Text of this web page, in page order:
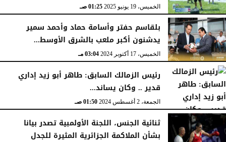
الخميس، 19 يونيو 2025 01:25 صـ
بلقاسم حفتر وأسامة حماد وأحمد سمير
يدشنون أكبر ملعب بالشرق الأوسط...
الخميس، 17 أكتوبر 2024 03:04 مـ
رئيس الزمالك السابق: طاهر أبو زيد إداري
قدير .. وكان يساند...
الجمعة، 2 أغسطس 2024 01:50 صـ
ثنائية الجنس، اللجنة الأولمبية تصدر بيانا
بشأن الملاكمة الجزائرية المثيرة للجدل